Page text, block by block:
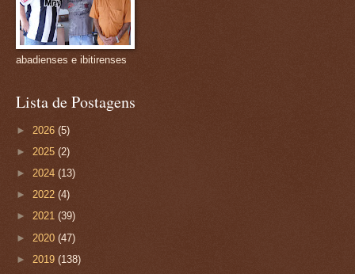
abadienses e ibitirenses
Lista de Postagens
► 2026 (5)
► 2025 (2)
► 2024 (13)
► 2022 (4)
► 2021 (39)
► 2020 (47)
► 2019 (138)